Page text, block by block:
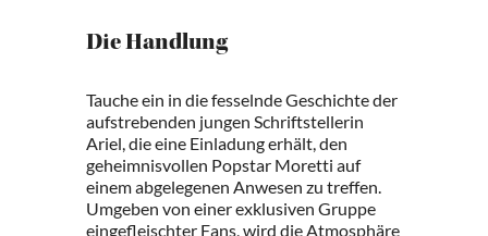
Die Handlung
Tauche ein in die fesselnde Geschichte der
aufstrebenden jungen Schriftstellerin
Ariel, die eine Einladung erhält, den
geheimnisvollen Popstar Moretti auf
einem abgelegenen Anwesen zu treffen.
Umgeben von einer exklusiven Gruppe
eingefleischter Fans, wird die Atmosphäre